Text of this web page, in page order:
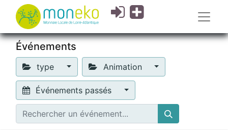
Événements
type Animation
Événements passés